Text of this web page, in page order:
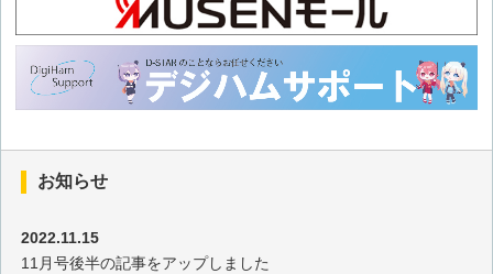
その118 タイで7回目のSEANETコンベンションを開催 2000
年(1)
年(2)
お知らせ
2022.11.15
11月号後半の記事をアップしました